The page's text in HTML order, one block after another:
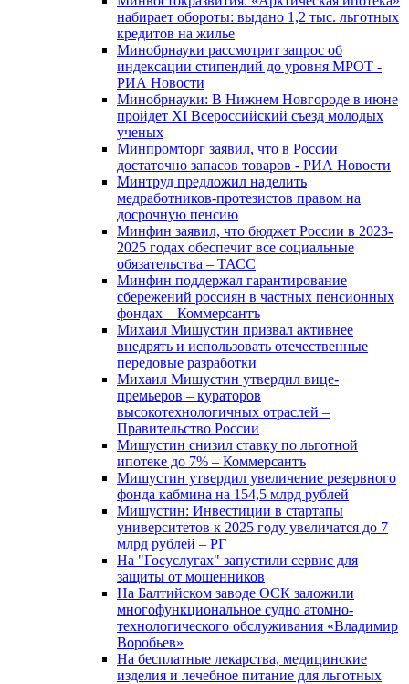
набирает обороты: выдано 1,2 тыс. льготных
кредитов на жилье
Минобрнауки рассмотрит запрос об
индексации стипендий до уровня МРОТ -
РИА Новости
Минобрнауки: В Нижнем Новгороде в июне
пройдет XI Всероссийский съезд молодых
ученых
Минпромторг заявил, что в России
достаточно запасов товаров - РИА Новости
Минтруд предложил наделить
медработников-протезистов правом на
досрочную пенсию
Минфин заявил, что бюджет России в 2023-
2025 годах обеспечит все социальные
обязательства – ТАСС
Минфин поддержал гарантирование
сбережений россиян в частных пенсионных
фондах – Коммерсантъ
Михаил Мишустин призвал активнее
внедрять и использовать отечественные
передовые разработки
Михаил Мишустин утвердил вице-
премьеров – кураторов
высокотехнологичных отраслей –
Правительство России
Мишустин снизил ставку по льготной
ипотеке до 7% – Коммерсантъ
Мишустин утвердил увеличение резервного
фонда кабмина на 154,5 млрд рублей
Мишустин: Инвестиции в стартапы
университетов к 2025 году увеличатся до 7
млрд рублей – РГ
На "Госуслугах" запустили сервис для
защиты от мошенников
На Балтийском заводе ОСК заложили
многофункциональное судно атомно-
технологического обслуживания «Владимир
Воробьев»
На бесплатные лекарства, медицинские
изделия и лечебное питание для льготных